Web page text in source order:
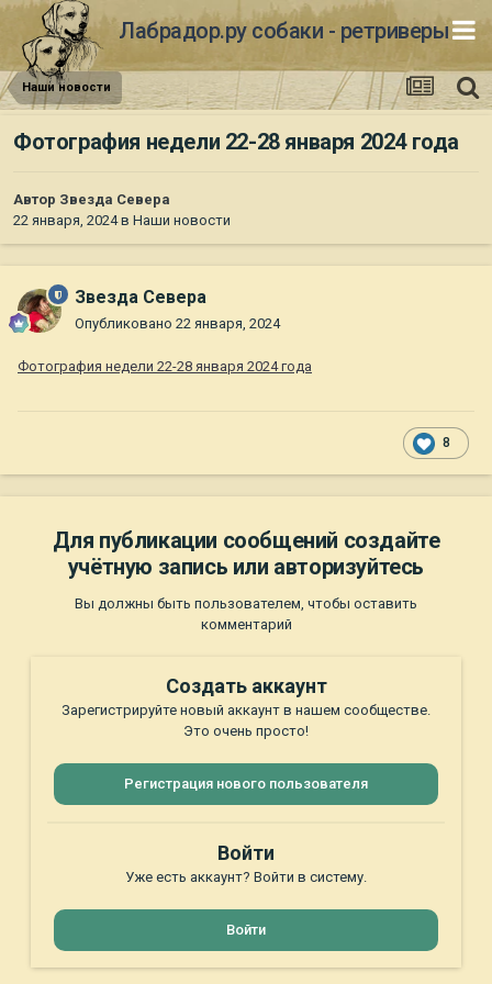
Лабрадор.ру собаки - ретриверы
Наши новости
Фотография недели 22-28 января 2024 года
Автор Звезда Севера
22 января, 2024в Наши новости
Звезда Севера
Опубликовано 22 января, 2024
Фотография недели 22-28 января 2024 года
8
Для публикации сообщений создайте
учётную запись или авторизуйтесь
Вы должны быть пользователем, чтобы оставить
комментарий
Создать аккаунт
Зарегистрируйте новый аккаунт в нашем сообществе.
Это очень просто!
Регистрация нового пользователя
Войти
Уже есть аккаунт? Войти в систему.
Войти